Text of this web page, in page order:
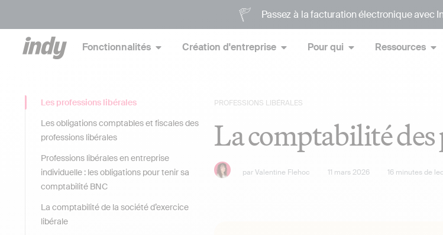
Passez à la facturation électronique avec
Fonctionnalités Création d'entreprise Pour qui Ressources
PROFESSIONS LIBÉRALES
La comptabilité
parValentine Flehoc 11 mars 2026 16 minutes de
Les professions libérales
Les obligations comptables et fiscales des
professions libérales
Professions libérales en entreprise
individuelle : les obligations pour tenir sa
comptabilité BNC
La comptabilité de la société d’exercice
libérale